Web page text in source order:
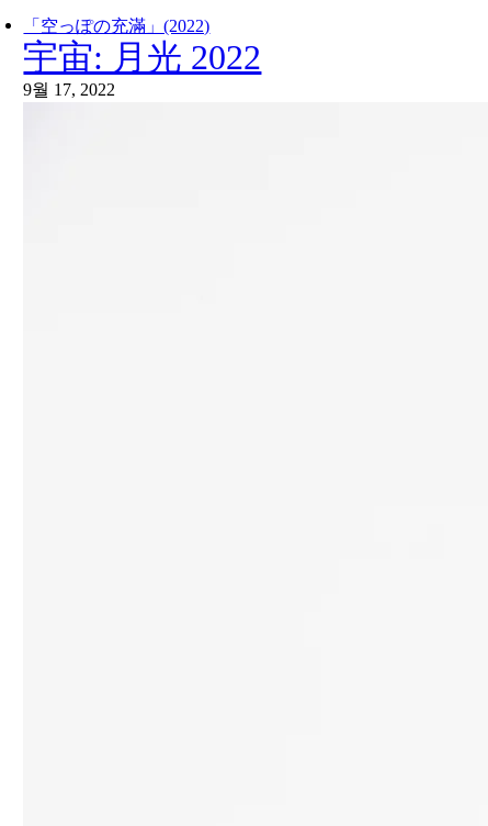
「空っぽの充滿」(2022)
宇宙: 月光 2022
9월 17, 2022